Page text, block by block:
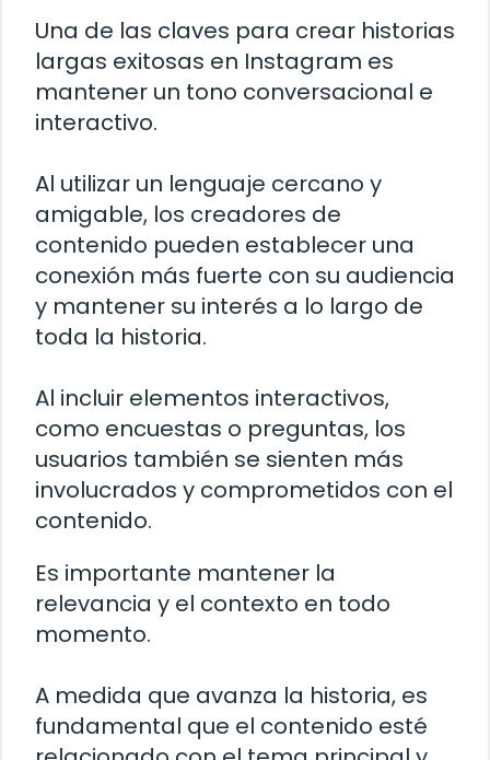
Una de las claves para crear historias
largas exitosas en Instagram es
mantener un tono conversacional e
interactivo.
Al utilizar un lenguaje cercano y
amigable, los creadores de
contenido pueden establecer una
conexión más fuerte con su audiencia
y mantener su interés a lo largo de
toda la historia.
Al incluir elementos interactivos,
como encuestas o preguntas, los
usuarios también se sienten más
involucrados y comprometidos con el
contenido.
Es importante mantener la
relevancia y el contexto en todo
momento.
A medida que avanza la historia, es
fundamental que el contenido esté